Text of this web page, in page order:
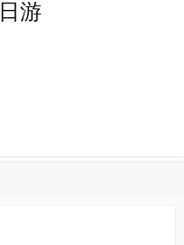
日游